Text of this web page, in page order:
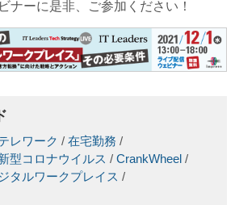
ナーに是非、ご参加ください！
レワーク / 在宅勤務 /
型コロナウイルス / CrankWheel /
タルワークプレイス /